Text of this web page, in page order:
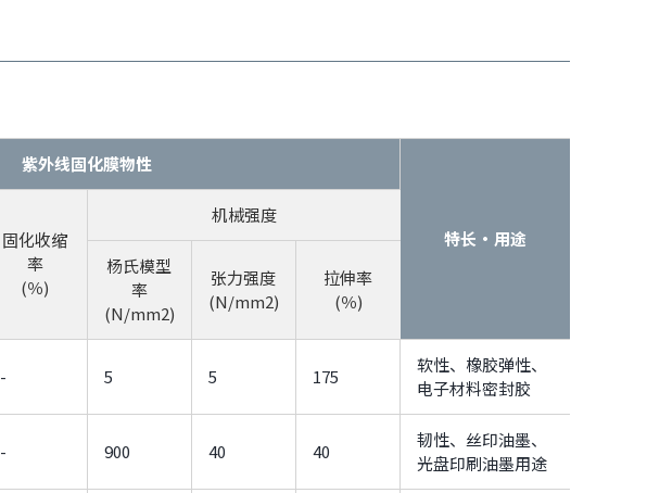
紫外线固化膜物性
特长・用途
固化收缩
率
(％)
机械强度
杨氏模型
率
(N/mm2)
张力强度
(N/mm2)
拉伸率
(％)
- 5 5 175
软性、橡胶弹性、
电子材料密封胶
- 900 40 40
韧性、丝印油墨、
光盘印刷油墨用途